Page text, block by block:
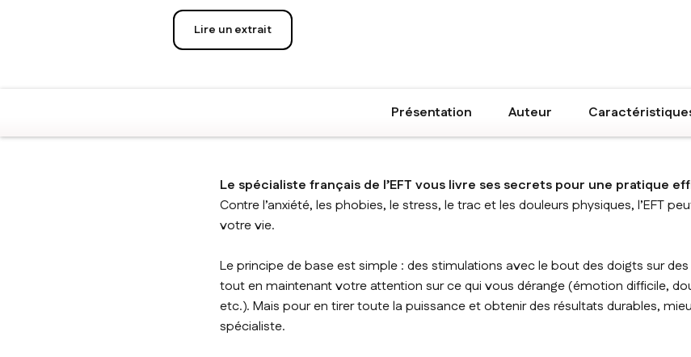
Lire un extrait
Présentation Auteur
Le spécialiste français de l’EFT vous livre ses secrets pour une pratique
Contre l’anxiété, les phobies, le stress, le trac et les douleurs physiques, l’EFT
votre vie.
Le principe de base est simple : des stimulations avec le bout des doigts sur
tout en maintenant votre attention sur ce qui vous dérange (émotion difficile,
etc.). Mais pour en tirer toute la puissance et obtenir des résultats durables,
spécialiste.